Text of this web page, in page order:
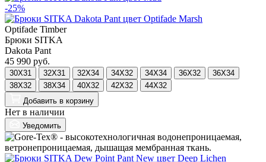
-25%
Optifade Timber
Брюки SITKA
Dakota Pant
45 990 руб.
30X31 32X31 32X34 34X32 34X34 36X32
36X34
38X32
38X34 40X32 42X32
44X32
Добавить в корзину
Нет в наличии
Уведомить